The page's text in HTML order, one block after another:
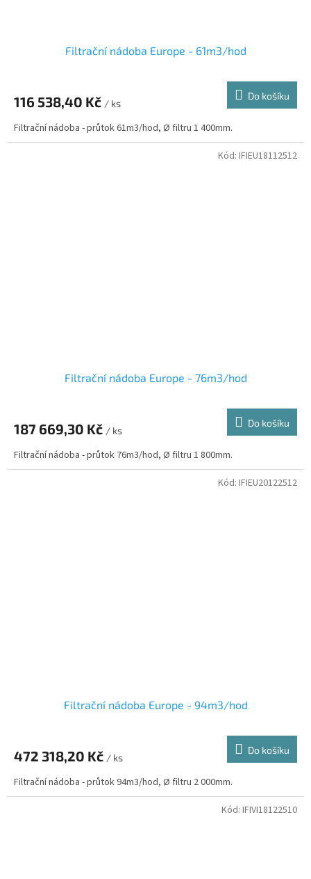
Filtrační nádoba Europe - 61m3/hod
116 538,40 Kč / ks
Do košíku
Filtrační nádoba - průtok 61m3/hod, Ø filtru 1 400mm.
Filtrační nádoba Europe - 76m3/hod
187 669,30 Kč / ks
Do košíku
Filtrační nádoba - průtok 76m3/hod, Ø filtru 1 800mm.
Kód: IFIEU18112512
Filtrační nádoba Europe - 94m3/hod
472 318,20 Kč / ks
Do košíku
Filtrační nádoba - průtok 94m3/hod, Ø filtru 2 000mm.
Kód: IFIEU20122512
Kód: IFIVI18122510